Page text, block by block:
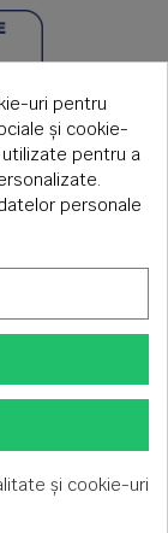
uri pentru
și cookie-
pentru a
personale
și cookie-uri